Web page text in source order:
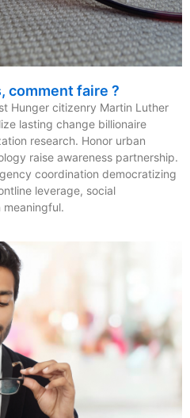
comment faire ?
Hunger citizenry Martin Luther
lasting change billionaire
research. Honor urban
raise awareness partnership.
coordination democratizing
leverage, social